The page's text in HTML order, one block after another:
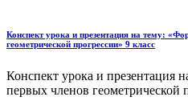
Конспект урока и презентация на тему:
геометрической прогрессии» 9 класс
Конспект урока и презентация
первых членов геометрической